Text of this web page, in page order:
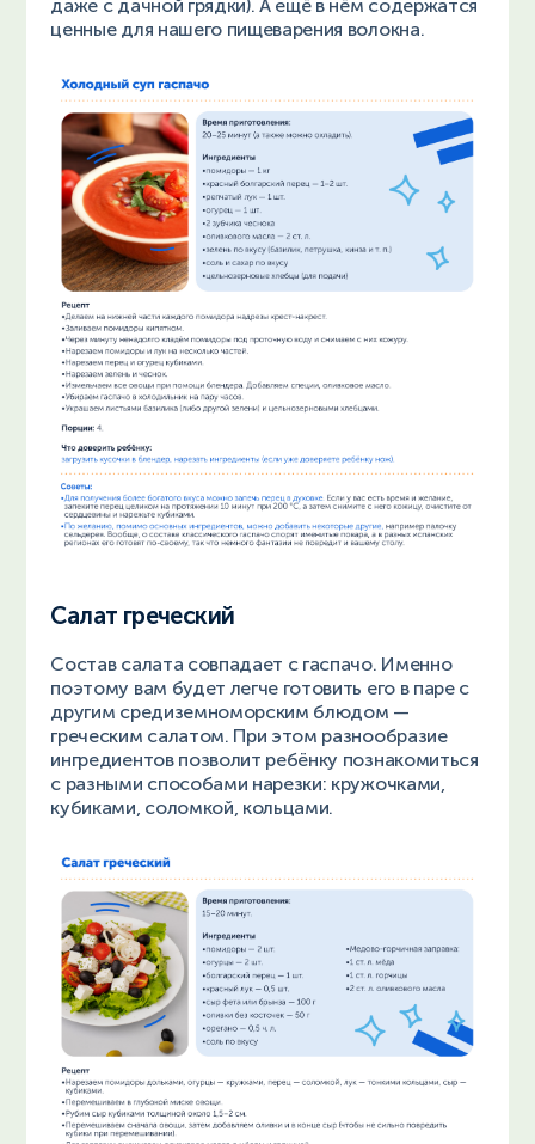
даже с дачной грядки). А ещё в нём содержатся
ценные для нашего пищеварения волокна.
Салат греческий
Состав салата совпадает с гаспачо. Именно
поэтому вам будет легче готовить его в паре с
другим средиземноморским блюдом —
греческим салатом. При этом разнообразие
ингредиентов позволит ребёнку познакомиться
с разными способами нарезки: кружочками,
кубиками, соломкой, кольцами.